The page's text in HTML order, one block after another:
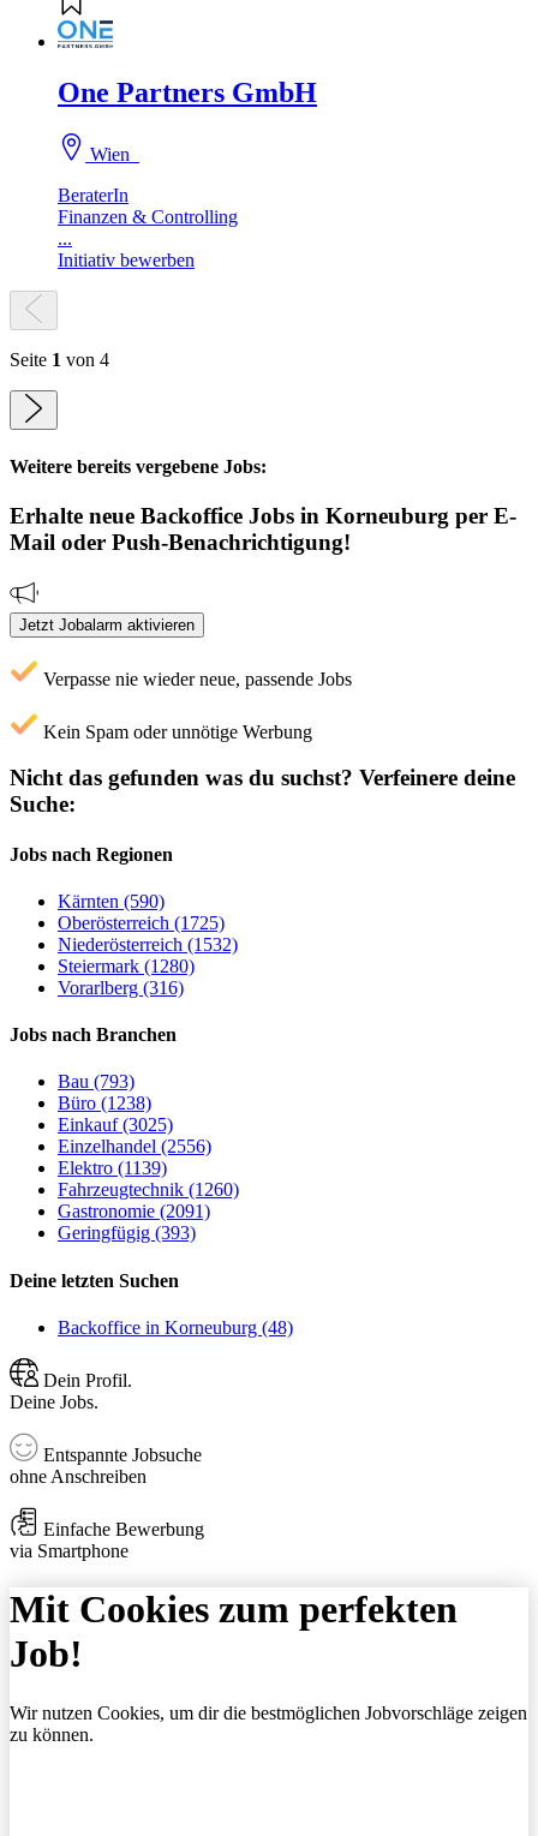
One Partners GmbH
Wien
BeraterIn
Finanzen & Controlling
...
Initiativ bewerben
Seite 1 von 4
Weitere bereits vergebene Jobs:
Erhalte neue Backoffice Jobs in Korneuburg per E-
Mail oder Push-Benachrichtigung!
Jetzt Jobalarm aktivieren
Verpasse nie wieder neue, passende Jobs
Kein Spam oder unnötige Werbung
Nicht das gefunden was du suchst? Verfeinere deine
Suche:
Jobs nach Regionen
Kärnten (590)
Oberösterreich (1725)
Niederösterreich (1532)
Steiermark (1280)
Vorarlberg (316)
Jobs nach Branchen
Bau (793)
Büro (1238)
Einkauf (3025)
Einzelhandel (2556)
Elektro (1139)
Fahrzeugtechnik (1260)
Gastronomie (2091)
Geringfügig (393)
Deine letzten Suchen
Backoffice in Korneuburg (48)
Dein Profil.
Deine Jobs.
Entspannte Jobsuche
ohne Anschreiben
Einfache Bewerbung
via Smartphone
Mit Cookies zum perfekten
Job!
Wir nutzen Cookies, um dir die bestmöglichen Jobvorschläge zeigen
zu können.